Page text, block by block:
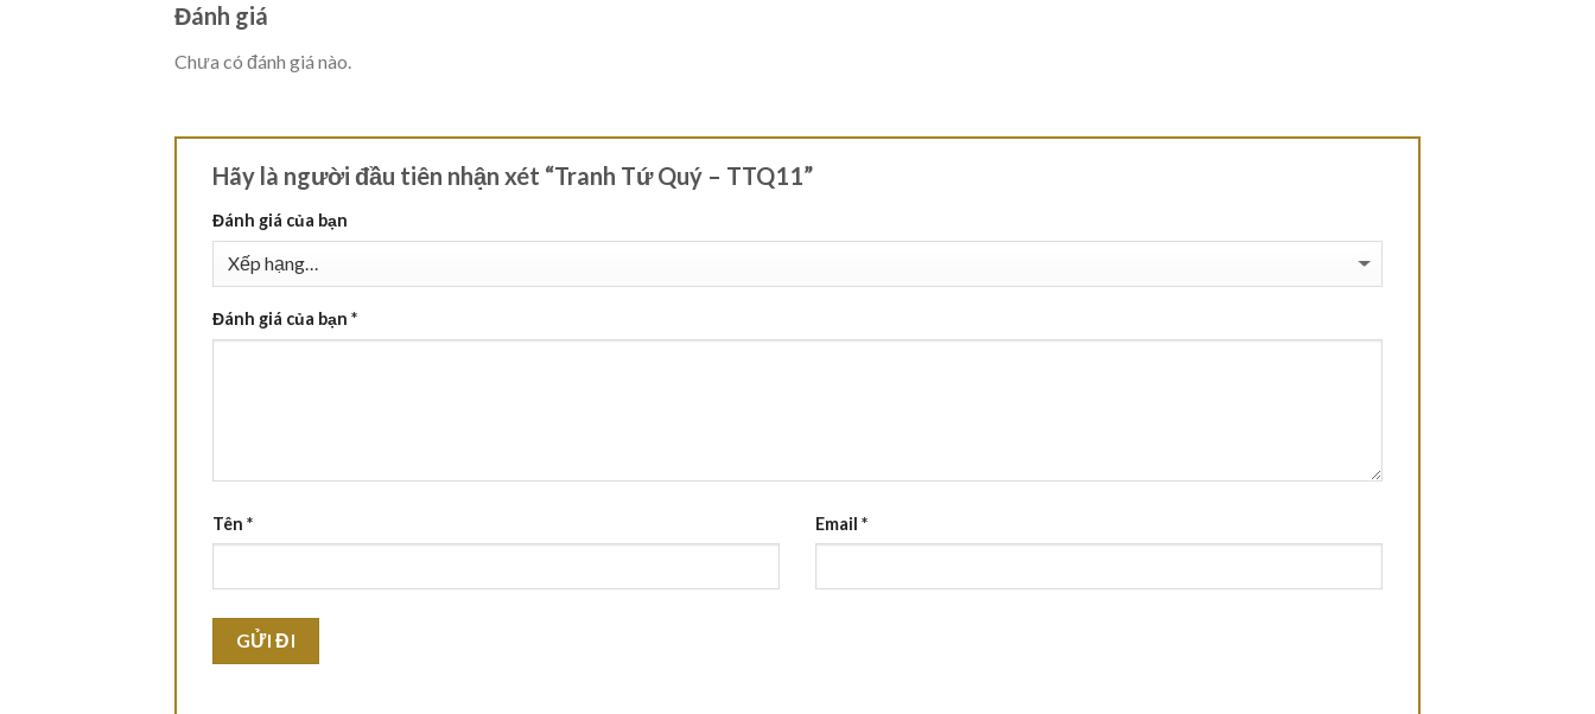
Đánh giá
Chưa có đánh giá nào.
Hãy là người đầu tiên nhận xét “Tranh Tứ Quý – TTQ11”
Đánh giá của bạn
Đánh giá của bạn *
Tên * Email *